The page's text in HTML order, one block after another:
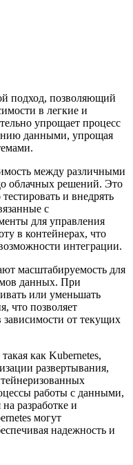
подход, позволяющий
в легкие и
упрощает процесс
данными, упрощая
между различными
облачных решений. Это
и внедрять
с
для управления
в контейнерах, что
интеграции.
масштабируемость для
данных. При
или уменьшать
что позволяет
зависимости от текущих
как Kubernetes,
развертывания,
работы с данными,
разработке и
могут
надежность и